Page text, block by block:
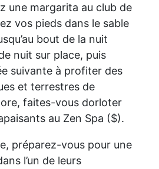
une margarita au club de
vos pieds dans le sable
bout de la nuit
nuit sur place, puis
suivante à profiter des
et terrestres de
faites-vous dorloter
au Zen Spa ($).
préparez-vous pour une
l’un de leurs